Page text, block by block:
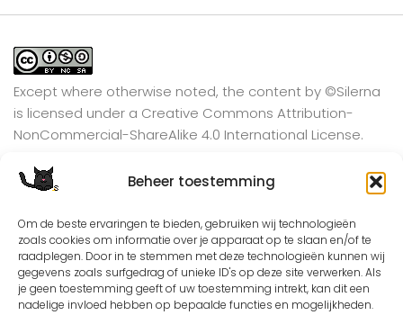
Beheer toestemming
Om de beste ervaringen te bieden, gebruiken wij technologieën
zoals cookies om informatie over je apparaat op te slaan en/of te
raadplegen. Door in te stemmen met deze technologieën kunnen wij
gegevens zoals surfgedrag of unieke ID's op deze site verwerken. Als
je geen toestemming geeft of uw toestemming intrekt, kan dit een
nadelige invloed hebben op bepaalde functies en mogelijkheden.
Except where otherwise noted, the content by ©Silerna
is licensed under a Creative Commons Attribution-
NonCommercial-ShareAlike 4.0 International License.